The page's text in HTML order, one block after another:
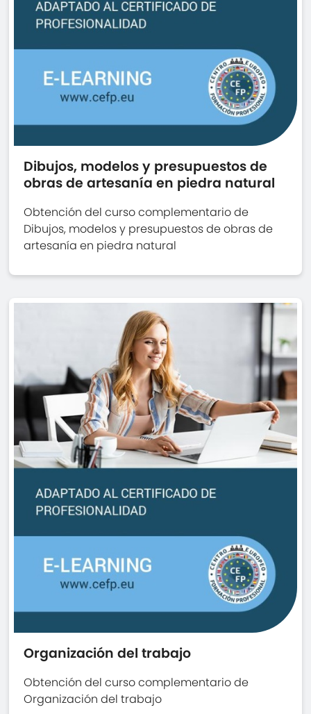
Dibujos, modelos y presupuestos de
obras de artesanía en piedra natural
Obtención del curso complementario de
Dibujos, modelos y presupuestos de obras de
artesanía en piedra natural
Organización del trabajo
Obtención del curso complementario de
Organización del trabajo